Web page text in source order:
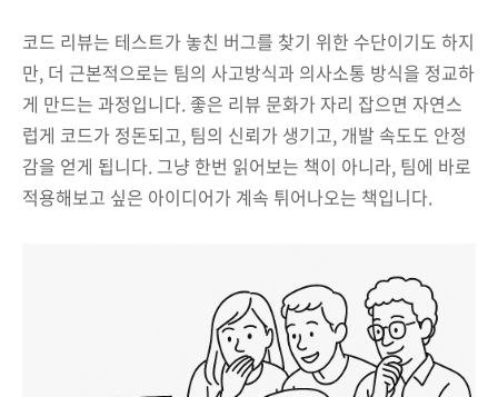
코드 리뷰는 테스트가 놓친 버그를 찾기 위한 수단이기도 하지
만, 더 근본적으로는 팀의 사고방식과 의사소통 방식을 정교하
게 만드는 과정입니다. 좋은 리뷰 문화가 자리 잡으면 자연스
럽게 코드가 정돈되고, 팀의 신뢰가 생기고, 개발 속도도 안정
감을 얻게 됩니다. 그냥 한번 읽어보는 책이 아니라, 팀에 바로
적용해보고 싶은 아이디어가 계속 튀어나오는 책입니다.